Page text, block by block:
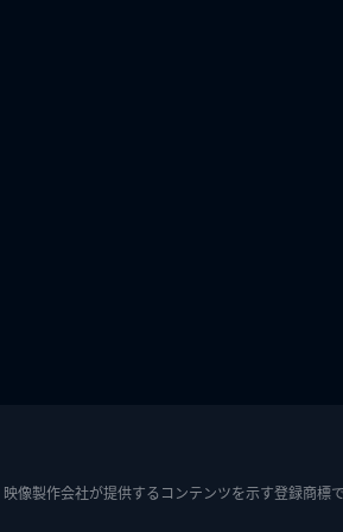
像製作会社が提供するコンテンツを示す登録商標